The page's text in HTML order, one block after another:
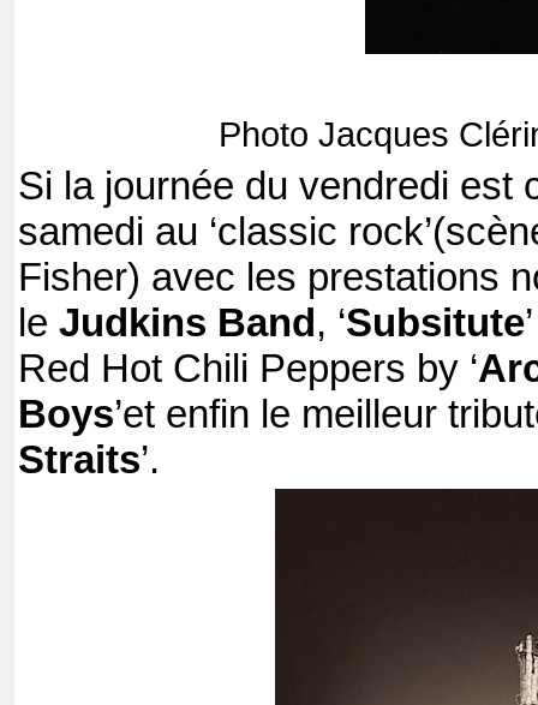
Photo Jacques
Si la journée du vendredi est
samedi au ‘classic
Fisher) avec les prestations
le Judkins Band, ‘Subsitute
Red Hot Chili Peppers by ‘
Boys’et enfin le meilleur
Straits’.